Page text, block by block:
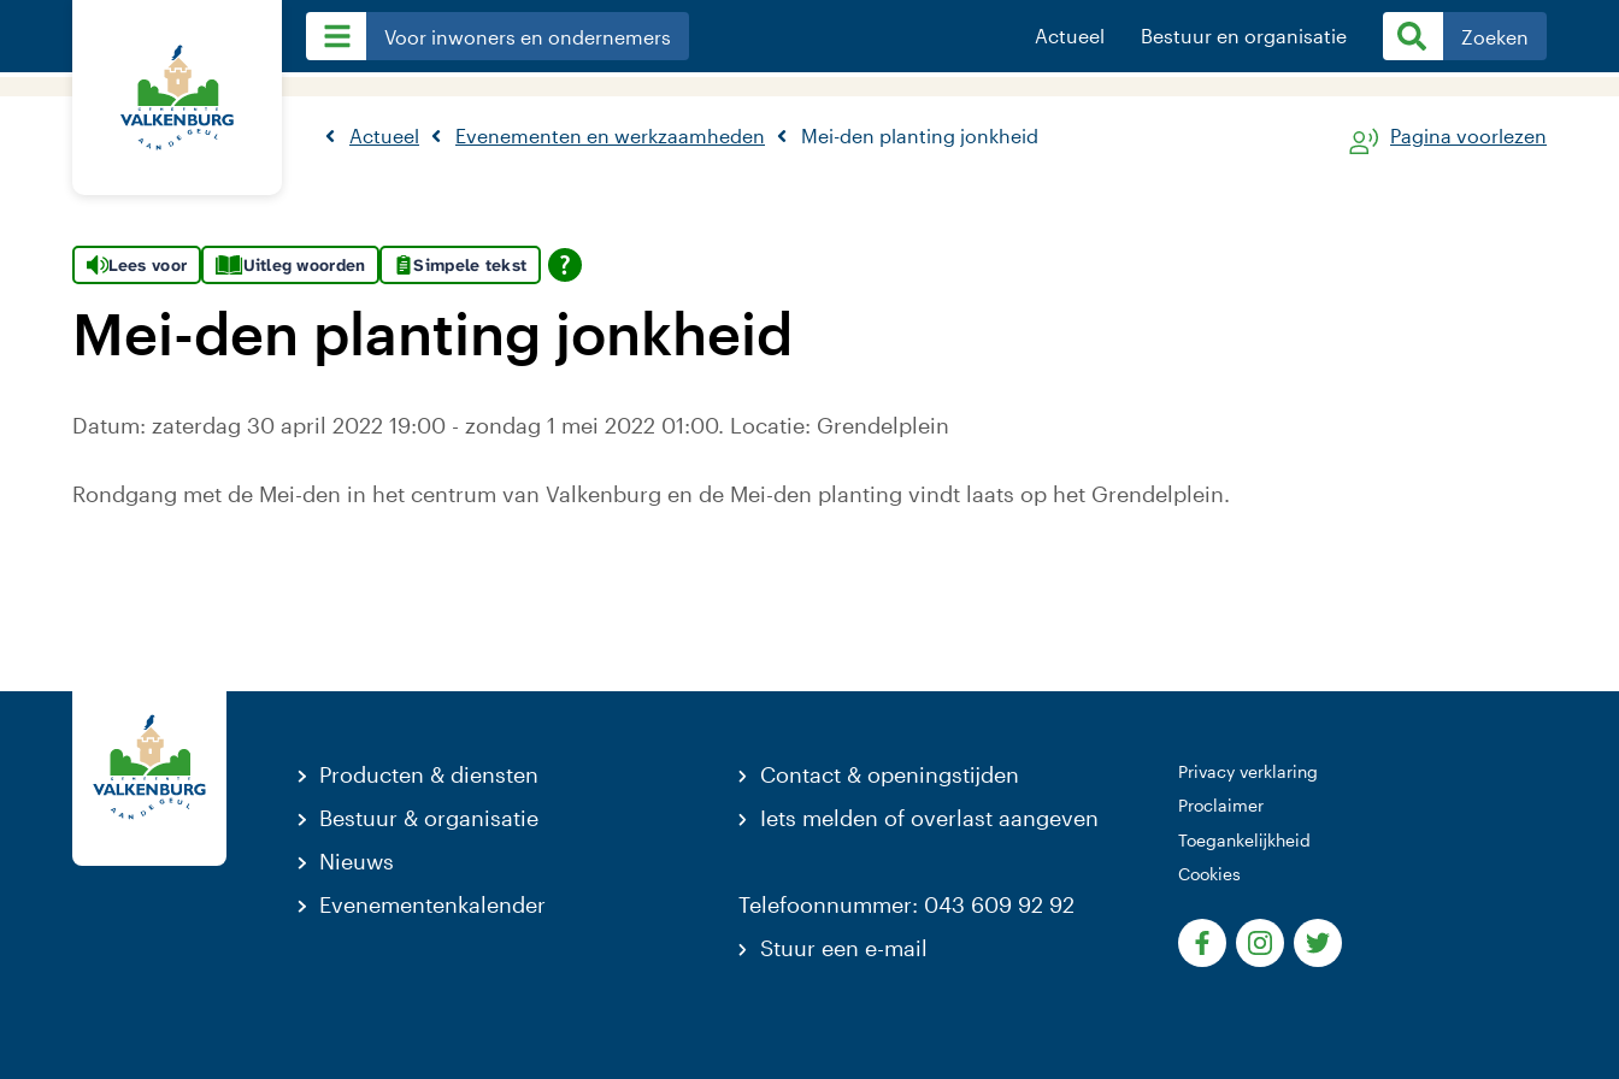
Voor inwoners en ondernemers Actueel Bestuur en organisatie Zoeken
Actueel Evenementen en werkzaamheden Mei-den planting jonkheid Pagina voorlezen
Lees voor Uitleg woorden Simpele tekst
Mei-den planting jonkheid
Datum: zaterdag 30 april 2022 19:00 - zondag 1 mei 2022 01:00. Locatie: Grendelplein
Rondgang met de Mei-den in het centrum van Valkenburg en de Mei-den planting vindt laats op het Grendelplein.
Producten & diensten
Bestuur & organisatie
Nieuws
Evenementenkalender
Contact & openingstijden
Iets melden of overlast aangeven
Telefoonnummer: 043 609 92 92
Stuur een e-mail
Privacy verklaring
Proclaimer
Toegankelijkheid
Cookies
(Deze link gaat naar een externe website)
(Deze link gaat naar een externe
(Deze link gaat naar een